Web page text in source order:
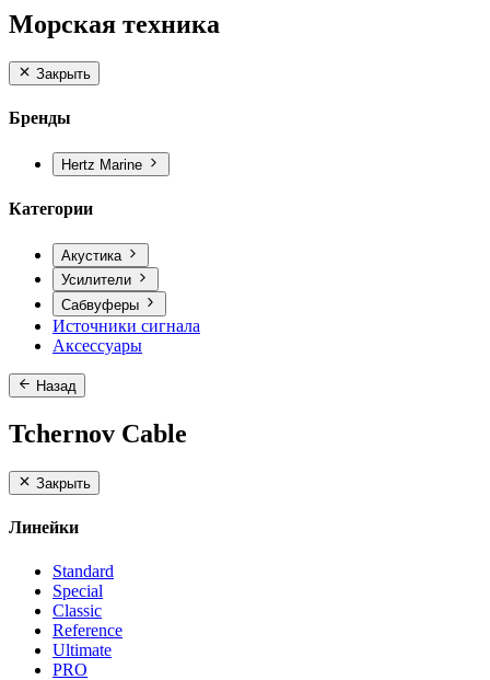
Морская техника
Закрыть
Бренды
Hertz Marine
Категории
Акустика
Усилители
Сабвуферы
Источники сигнала
Аксессуары
Назад
Tchernov Cable
Закрыть
Линейки
Standard
Special
Classic
Reference
Ultimate
PRO